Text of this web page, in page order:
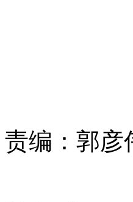
责编： 郭彦